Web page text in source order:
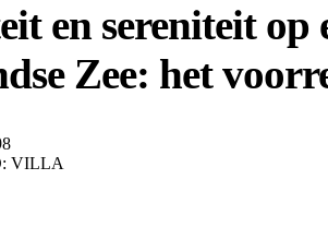
en sereniteit op
Zee: het
VILLA